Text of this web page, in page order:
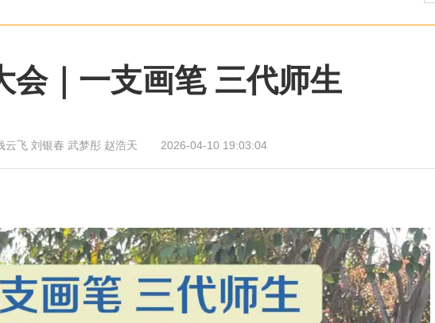
会｜一支画笔 三代师生
云飞 刘银春 武梦彤 赵浩天 2026-04-10 19:03:04